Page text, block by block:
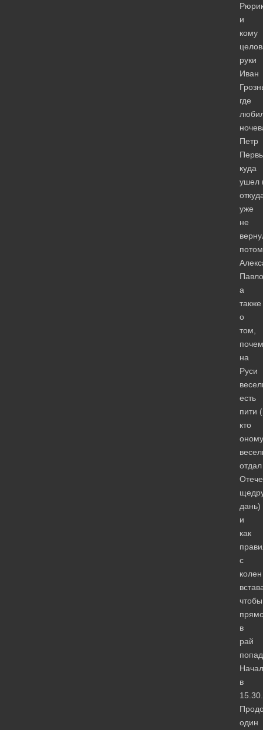
и
кому
руки
Иван
где
Петр
куда
ушел
уже
не
а
также
о
том,
на
Руси
есть
пити
кто
оному
дань)
и
как
с
колен
чтобы
в
рай
в
15.30.
один